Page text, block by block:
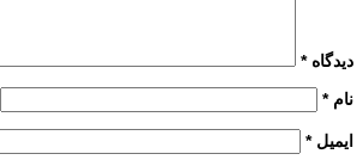
دیدگاه*
نام*
ایمیل*